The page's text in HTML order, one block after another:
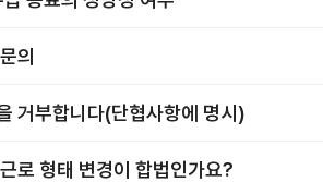
의
거부합니다(단협사항에 명시)
로 형태 변경이 합법인가요?